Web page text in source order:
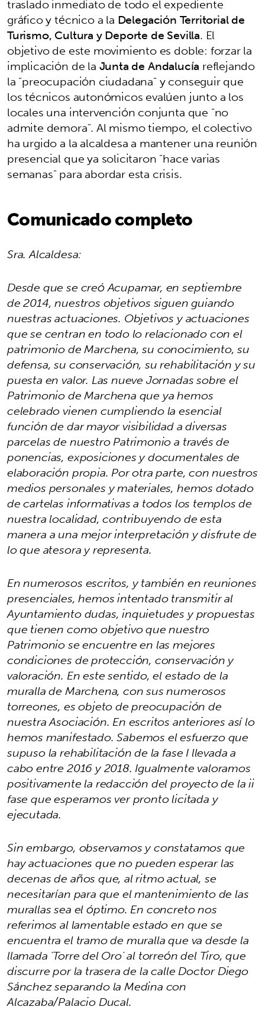
traslado inmediato de todo el expediente
gráfico y técnico a la Delegación Territorial de
Turismo, Cultura y Deporte de Sevilla. El
objetivo de este movimiento es doble: forzar la
implicación de laJunta de Andalucía reflejando
la "preocupación ciudadana" y conseguir que
los técnicos autonómicos evalúen junto a los
locales una intervención conjunta que "no
admite demora". Al mismo tiempo, el colectivo
ha urgido a la alcaldesa a mantener una reunión
presencial que ya solicitaron "hace varias
semanas" para abordar esta crisis.
Comunicado completo
Sra. Alcaldesa:
Desde que se creó Acupamar, en septiembre
de 2014, nuestros objetivos siguen guiando
nuestras actuaciones. Objetivos y actuaciones
que se centran en todo lo relacionado con el
patrimonio de Marchena, su conocimiento, su
defensa, su conservación, su rehabilitación y su
puesta en valor. Las nueve Jornadas sobre el
Patrimonio de Marchena que ya hemos
celebrado vienen cumpliendo la esencial
función de dar mayor visibilidad a diversas
parcelas de nuestro Patrimonio a través de
ponencias, exposiciones y documentales de
elaboración propia. Por otra parte, con nuestros
medios personales y materiales, hemos dotado
de cartelas informativas a todos los templos de
nuestra localidad, contribuyendo de esta
manera a una mejor interpretación y disfrute de
lo que atesora y representa.
En numerosos escritos, y también en reuniones
presenciales, hemos intentado transmitir al
Ayuntamiento dudas, inquietudes y propuestas
que tienen como objetivo que nuestro
Patrimonio se encuentre en las mejores
condiciones de protección, conservación y
valoración. En este sentido, el estado de la
muralla de Marchena, con sus numerosos
torreones, es objeto de preocupación de
nuestra Asociación. En escritos anteriores así lo
hemos manifestado. Sabemos el esfuerzo que
supuso la rehabilitación de la fase I llevada a
cabo entre 2016 y 2018. Igualmente valoramos
positivamente la redacción del proyecto de la ii
fase que esperamos ver pronto licitada y
ejecutada.
Sin embargo, observamos y constatamos que
hay actuaciones que no pueden esperar las
decenas de años que, al ritmo actual, se
necesitarían para que el mantenimiento de las
murallas sea el óptimo. En concreto nos
referimos al lamentable estado en que se
encuentra el tramo de muralla que va desde la
llamada ‘Torre del Oro’ al torreón del Tiro, que
discurre por la trasera de la calle Doctor Diego
Sánchez separando la Medina con
Alcazaba/Palacio Ducal.